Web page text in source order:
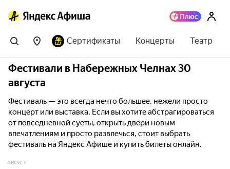
Сертификаты Концерты Театр
Фестивали в Набережных Челнах 30
августа
Фестиваль — это всегда нечто большее, нежели просто
концерт или выставка. Если вы хотите абстрагироваться
от повседневной суеты, открыть двери новым
впечатлениям и просто развлечься, стоит выбрать
фестиваль на Яндекс Афише и купить билеты онлайн.
АВГУСТ